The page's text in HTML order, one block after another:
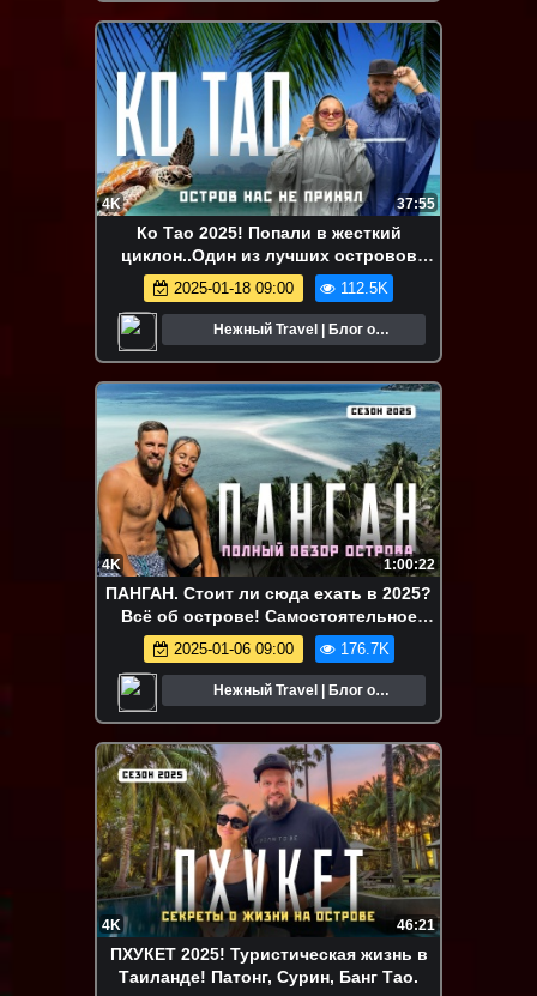
4K 37:55
Ко Тао 2025! Попали в жесткий
циклон..Один из лучших островов
Таиланда!
2025-01-18 09:00 112.5K
Нежный Travel | Блог о
путешествиях
4K 1:00:22
ПАНГАН. Стоит ли сюда ехать в 2025?
Всё об острове! Самостоятельное
путешествие по Таиланду
2025-01-06 09:00 176.7K
Нежный Travel | Блог о
4K 46:21
ПХУКЕТ 2025! Туристическая жизнь в
Таиланде! Патонг, Сурин, Банг Тао.